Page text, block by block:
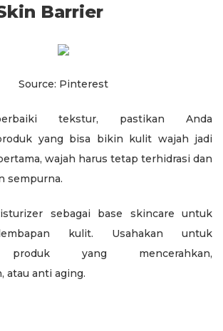
Barrier
Source: Pinterest
tekstur, pastikan Anda
yang bisa bikin kulit wajah jadi
wajah harus tetap terhidrasi dan
sempurna.
sebagai base skincare untuk
kulit. Usahakan untuk
produk yang mencerahkan,
atau anti aging.